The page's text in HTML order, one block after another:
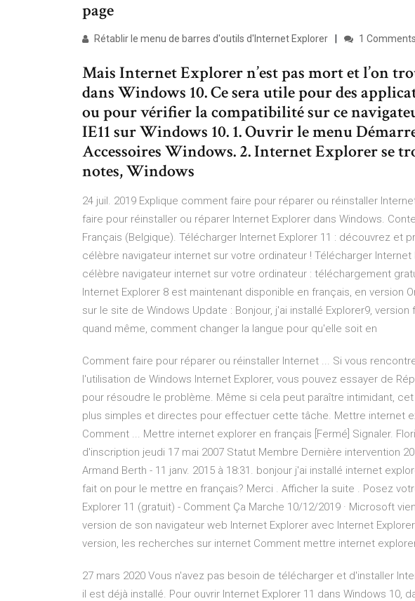
page
Rétablir le menu de barres d'outils d'Internet Explorer 1 Comments
Mais Internet Explorer n’est pas mort et l’on
dans Windows 10. Ce sera utile pour des
ou pour vérifier la compatibilité sur ce
IE11 sur Windows 10. 1. Ouvrir le menu
Accessoires Windows. 2. Internet Explorer se
notes, Windows
24 juil. 2019 Explique comment faire pour réparer ou réinstaller
faire pour réinstaller ou réparer Internet Explorer dans Windows.
Français (Belgique). Télécharger Internet Explorer 11 : découvrez et
célèbre navigateur internet sur votre ordinateur ! Télécharger
célèbre navigateur internet sur votre ordinateur : téléchargement
Internet Explorer 8 est maintenant disponible en français, en version
sur le site de Windows Update : Bonjour, j'ai installé Explorer9,
quand même, comment changer la langue pour qu'elle soit en
Comment faire pour réparer ou réinstaller Internet ... Si vous
l'utilisation de Windows Internet Explorer, vous pouvez essayer de
pour résoudre le problème. Même si cela peut paraître intimidant,
plus simples et directes pour effectuer cette tâche. Mettre internet
Comment ... Mettre internet explorer en français [Fermé] Signaler.
d'inscription jeudi 17 mai 2007 Statut Membre Dernière intervention 20
Armand Berth - 11 janv. 2015 à 18:31. bonjour j'ai installé internet
fait on pour le mettre en français? Merci . Afficher la suite . Posez
Explorer 11 (gratuit) - Comment Ça Marche 10/12/2019 · Microsoft
version de son navigateur web Internet Explorer avec Internet
version, les recherches sur internet Comment mettre internet
27 mars 2020 Vous n'avez pas besoin de télécharger et d'installer
il est déjà installé. Pour ouvrir Internet Explorer 11 dans Windows 10,